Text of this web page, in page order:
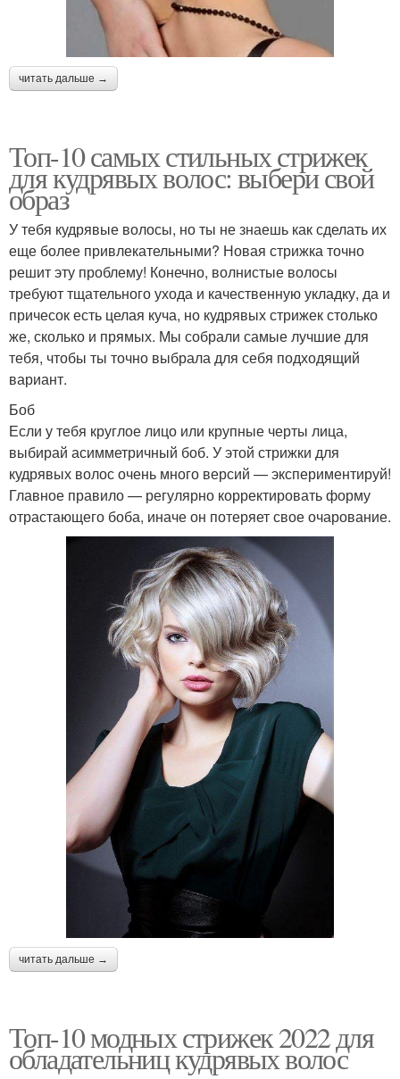
читать дальше →
Топ-10 самых стильных стрижек
для кудрявых волос: выбери свой
образ
У тебя кудрявые волосы, но ты не знаешь как сделать их
еще более привлекательными? Новая стрижка точно
решит эту проблему! Конечно, волнистые волосы
требуют тщательного ухода и качественную укладку, да и
причесок есть целая куча, но кудрявых стрижек столько
же, сколько и прямых. Мы собрали самые лучшие для
тебя, чтобы ты точно выбрала для себя подходящий
вариант.
Боб
Если у тебя круглое лицо или крупные черты лица,
выбирай асимметричный боб. У этой стрижки для
кудрявых волос очень много версий — экспериментируй!
Главное правило — регулярно корректировать форму
отрастающего боба, иначе он потеряет свое очарование.
читать дальше →
Топ-10 модных стрижек 2022 для
обладательниц кудрявых волос